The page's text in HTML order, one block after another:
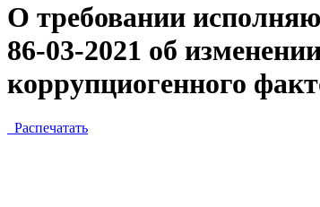
О требовании
86-03-2021 об
коррупциогенного
Распечатать